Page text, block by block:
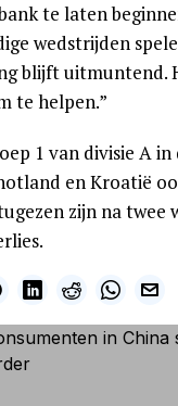
te laten
wedstrijden
blijft uitmuntend.
te helpen.”
1 van divisie A in
en Kroatië
zijn na twee